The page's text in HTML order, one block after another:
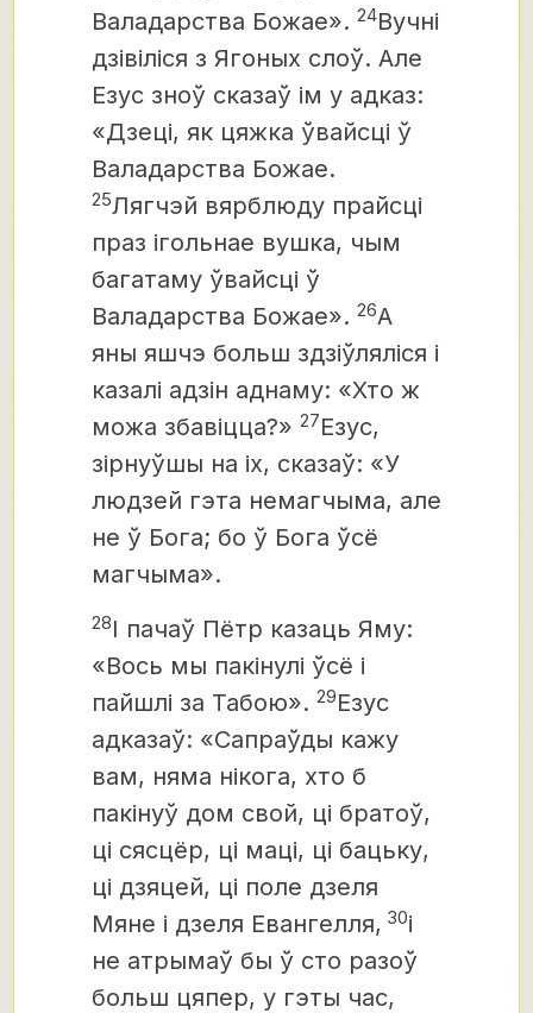
Валадарства Божае». 24Вучні
дзівіліся з Ягоных слоў. Але
Езус зноў сказаў ім у адказ:
«Дзеці, як цяжка ўвайсці ў
Валадарства Божае.
25Лягчэй вярблюду прайсці
праз ігольнае вушка, чым
багатаму ўвайсці ў
Валадарства Божае». 26А
яны яшчэ больш здзіўляліся і
казалі адзін аднаму: «Хто ж
можа збавіцца?» 27Езус,
зірнуўшы на іх, сказаў: «У
людзей гэта немагчыма, але
не ў Бога; бо ў Бога ўсё
магчыма».
28І пачаў Пётр казаць Яму:
«Вось мы пакінулі ўсё і
пайшлі за Табою». 29Езус
адказаў: «Сапраўды кажу
вам, няма нікога, хто б
пакінуў дом свой, ці братоў,
ці сясцёр, ці маці, ці бацьку,
ці дзяцей, ці поле дзеля
Мяне і дзеля Евангелля, 30і
не атрымаў бы ў сто разоў
больш цяпер, у гэты час,